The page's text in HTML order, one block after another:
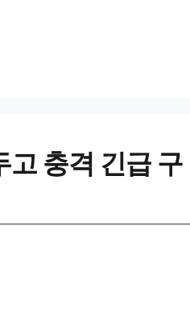
고 충격 긴급 구